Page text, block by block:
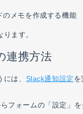
のメモを作成する機能
ます。
連携方法
は、 Slack通知設定を
フォームの「設定」を